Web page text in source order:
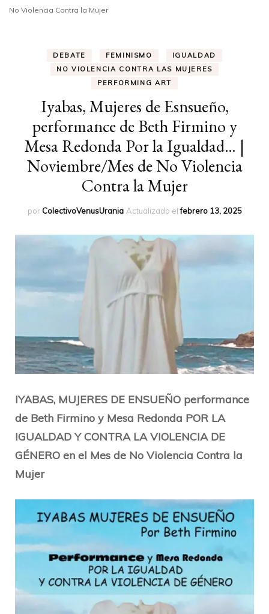
No Violencia Contra la Mujer
DEBATE FEMINISMO
IGUALDAD
NO VIOLENCIA CONTRA LAS MUJERES
PERFORMING ART
Iyabas, Mujeres de Esnsueño,
performance de Beth Firmino y
Mesa Redonda Por la Igualdad… |
Noviembre/Mes de No Violencia
Contra la Mujer
porColectivoVenusUrania Actualizado elfebrero 13, 2025
IYABAS, MUJERES DE ENSUEÑO performance
de Beth Firmino y Mesa Redonda POR LA
IGUALDAD Y CONTRA LA VIOLENCIA DE
GÉNERO en el Mes de No Violencia Contra la
Mujer